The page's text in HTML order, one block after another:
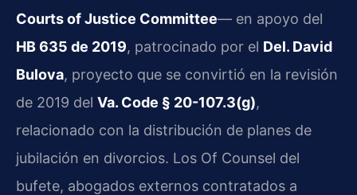
Courts of Justice Committee— en apoyo del
HB 635 de 2019, patrocinado por el Del. David
Bulova, proyecto que se convirtió en la revisión
de 2019 del Va. Code § 20-107.3(g),
relacionado con la distribución de planes de
jubilación en divorcios. Los Of Counsel del
bufete, abogados externos contratados a